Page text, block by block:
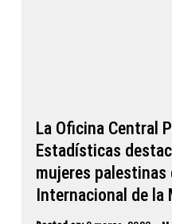
Search Anything
Buscar: